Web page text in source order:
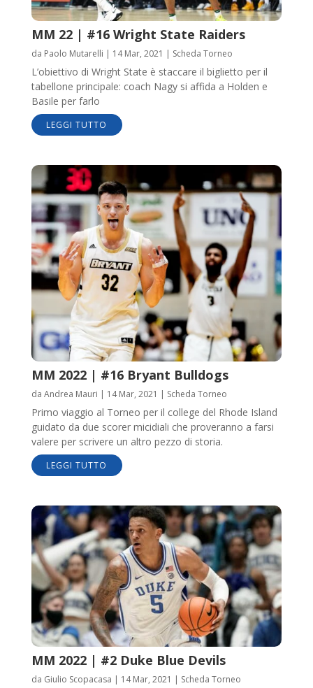
MM 22 | #16 Wright State Raiders
da Paolo Mutarelli | 14 Mar, 2021 | Scheda Torneo
L’obiettivo di Wright State è staccare il biglietto per il
tabellone principale: coach Nagy si affida a Holden e
Basile per farlo
LEGGI TUTTO
MM 2022 | #16 Bryant Bulldogs
da Andrea Mauri | 14 Mar, 2021 | Scheda Torneo
Primo viaggio al Torneo per il college del Rhode Island
guidato da due scorer micidiali che proveranno a farsi
valere per scrivere un altro pezzo di storia.
LEGGI TUTTO
MM 2022 | #2 Duke Blue Devils
da Giulio Scopacasa | 14 Mar, 2021 | Scheda Torneo